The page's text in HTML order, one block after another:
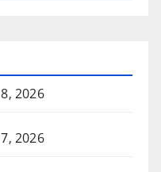
2026
2026